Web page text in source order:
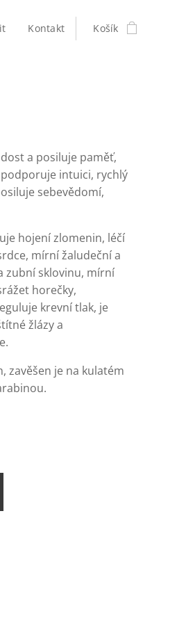
Kontakt Košík
a posiluje paměť,
intuici, rychlý
sebevědomí,
hojení zlomenin, léčí
mírní žaludeční a
zubní sklovinu, mírní
horečky,
krevní tlak, je
žlázy a
zavěšen je na kulatém